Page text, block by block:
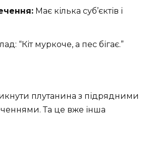
Має кілька суб’єктів і
“Кіт муркоче, а пес бігає.”
плутанина з підрядними
Та це вже інша